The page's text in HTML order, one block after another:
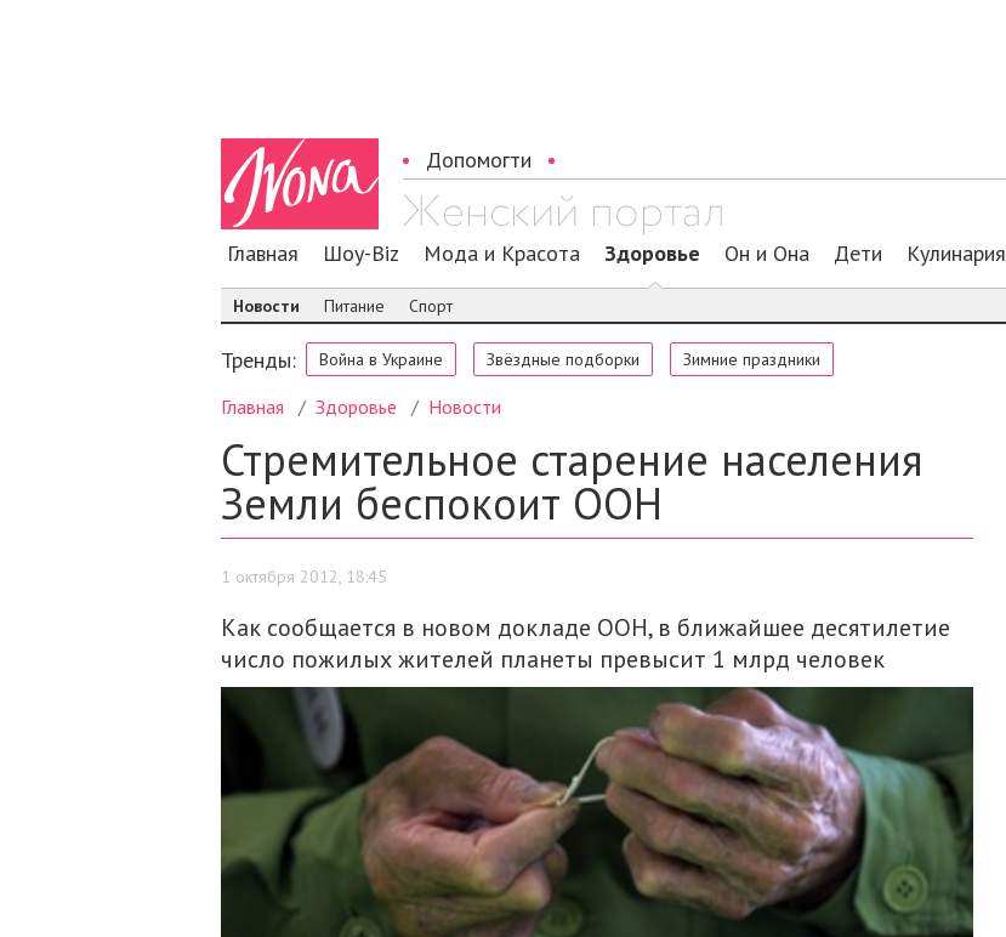
Допомогти
Главная Шоу-Biz Мода и Красота Здоровье Он и Она Дети Кулинария
Новости Питание Спорт
Тренды: Война в Украине Звёздные подборки Зимние праздники
Главная Здоровье Новости
Стремительное старение населения
Земли беспокоит ООН
1 октября 2012, 18:45
Как сообщается в новом докладе ООН, в ближайшее десятилетие
число пожилых жителей планеты превысит 1 млрд человек